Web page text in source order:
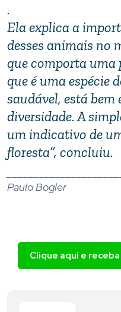
.
Ela explica a
desses animais no
que comporta uma
que é uma espécie
saudável, está bem
diversidade. A
um indicativo de
floresta”, concluiu.
Paulo Bogler
Clique aqui e